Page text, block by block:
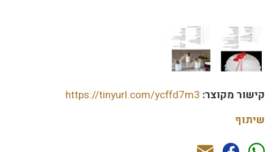
קישור מקוצר: https://tinyurl.com/ycffd7m3
שיתוף